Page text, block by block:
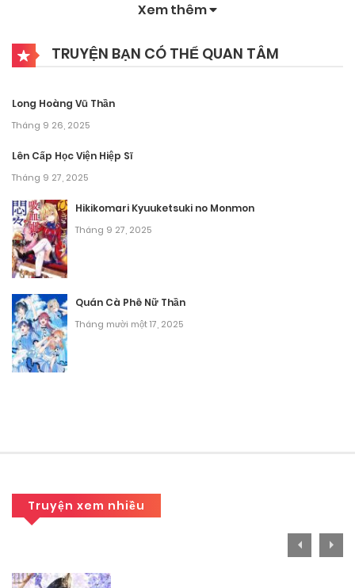
Tháng 9 28, 2025
Tháng 9 28, 2025
Chương 11
Tháng 9 28, 2025
Chương 10
Tháng 9 28, 2025
Tháng 9 28, 2025
Chương 8
Tháng 9 28, 2025
Tháng 9 28, 2025
Xem thêm
TRUYỆN BẠN CÓ THỂ QUAN TÂM
Long Hoàng Vũ Thần
Tháng 9 26, 2025
Lên Cấp Học Viện Hiệp Sĩ
Tháng 9 27, 2025
Hikikomari Kyuuketsuki no Monmon
Tháng 9 27, 2025
Quán Cà Phê Nữ Thần
Tháng mười một 17, 2025
Truyện xem nhiều